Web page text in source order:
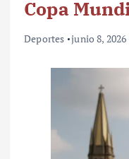
Copa
Deportes junio 8, 2026